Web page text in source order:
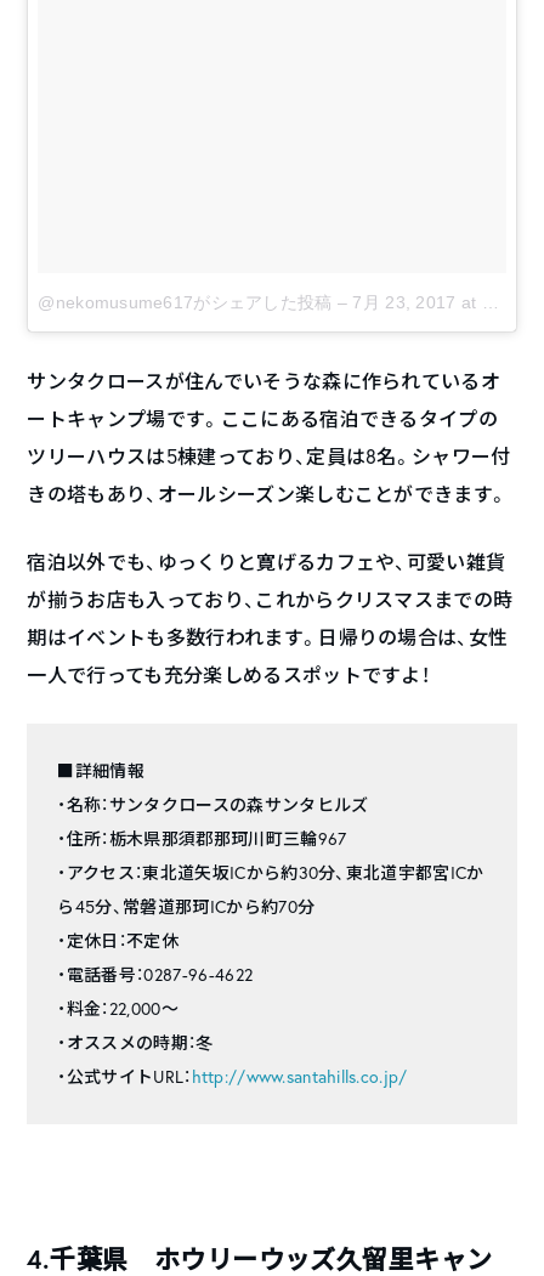
@nekomusume617がシェアした投稿 – 7月 23, 2017 at 3:53午後 PDT
サンタクロースが住んでいそうな森に作られているオ
ートキャンプ場です。ここにある宿泊できるタイプの
ツリーハウスは5棟建っており、定員は8名。シャワー付
きの塔もあり、オールシーズン楽しむことができます。
宿泊以外でも、ゆっくりと寛げるカフェや、可愛い雑貨
が揃うお店も入っており、これからクリスマスまでの時
期はイベントも多数行われます。日帰りの場合は、女性
一人で行っても充分楽しめるスポットですよ！
■詳細情報
・名称：サンタクロースの森サンタヒルズ
・住所：栃木県那須郡那珂川町三輪967
・アクセス：東北道矢坂ICから約30分、東北道宇都宮ICか
ら45分、常磐道那珂ICから約70分
・定休日：不定休
・電話番号：0287-96-4622
・料金：22,000～
・オススメの時期：冬
・公式サイトURL： http://www.santahills.co.jp/
4.千葉県 ホウリーウッズ久留里キャン